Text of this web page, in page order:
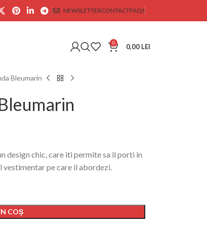
NEWSLETTERCONTACTFAQS
0 0,00 LEI
Bleumarin
design chic, care iti permite sa il porti in
pe care il abordezi.
COȘ